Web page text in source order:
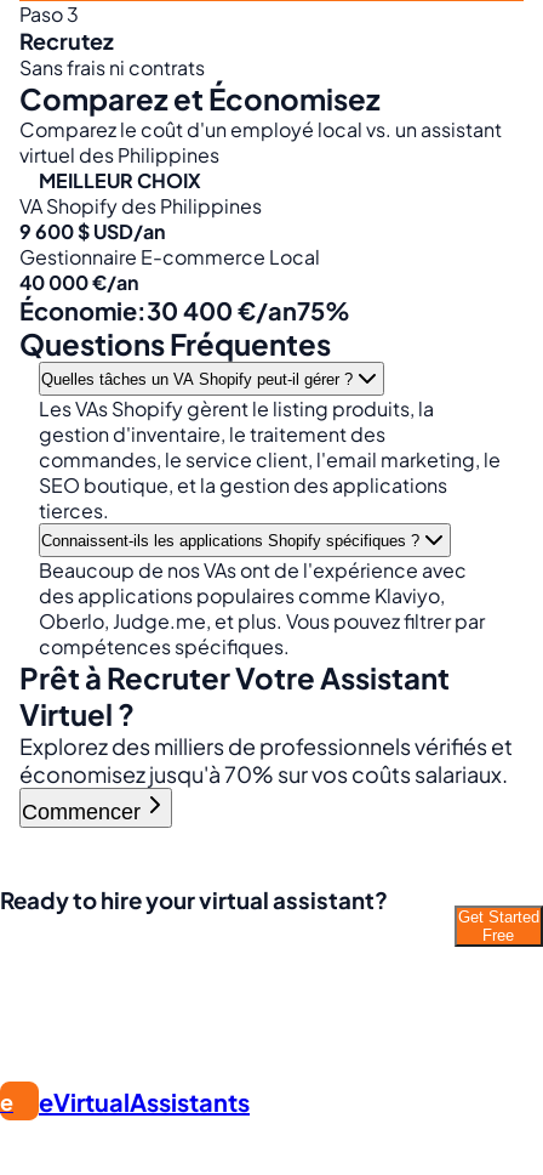
Paso 3
Recrutez
Sans frais ni contrats
Comparez et Économisez
Comparez le coût d'un employé local vs. un assistant
virtuel des Philippines
MEILLEUR CHOIX
VA Shopify des Philippines
9 600 $ USD/an
Gestionnaire E-commerce Local
40 000 €/an
Économie:30 400 €/an75%
Questions Fréquentes
Quelles tâches un VA Shopify peut-il gérer ?
Les VAs Shopify gèrent le listing produits, la
gestion d'inventaire, le traitement des
commandes, le service client, l'email marketing, le
SEO boutique, et la gestion des applications
tierces.
Connaissent-ils les applications Shopify spécifiques ?
Beaucoup de nos VAs ont de l'expérience avec
des applications populaires comme Klaviyo,
Oberlo, Judge.me, et plus. Vous pouvez filtrer par
compétences spécifiques.
Prêt à Recruter Votre Assistant
Virtuel ?
Explorez des milliers de professionnels vérifiés et
économisez jusqu'à 70% sur vos coûts salariaux.
Commencer
Ready to hire your virtual assistant?
Get Started
Free
e eVirtualAssistants